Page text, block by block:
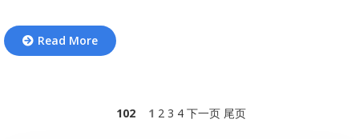
Read More
102 1 2 3 4 下一页 尾页